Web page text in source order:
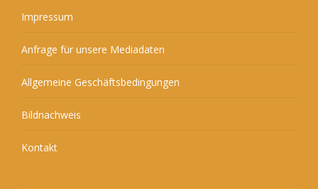
Impressum
Anfrage für unsere Mediadaten
Allgemeine Geschäftsbedingungen
Bildnachweis
Kontakt